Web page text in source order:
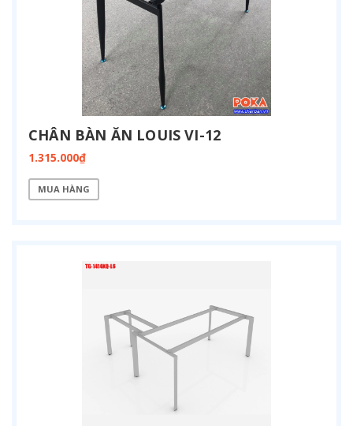
CHÂN BÀN ĂN LOUIS VI-12
1.315.000₫
MUA HÀNG